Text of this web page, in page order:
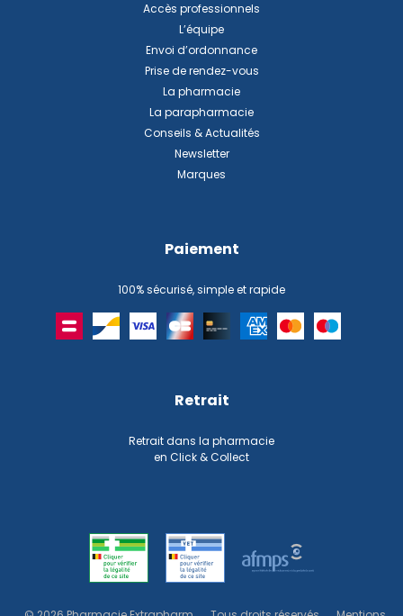
Accès professionnels
L’équipe
Envoi d’ordonnance
Prise de rendez-vous
La pharmacie
La parapharmacie
Conseils & Actualités
Newsletter
Marques
Paiement
100% sécurisé, simple et rapide
Retrait
Retrait dans la pharmacie
en Click & Collect